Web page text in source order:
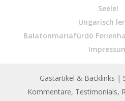
Seele!
Ungarisch
Balatonmariafürdö
Gastartikel & Backlinks |
Kommentare, Testimonials,